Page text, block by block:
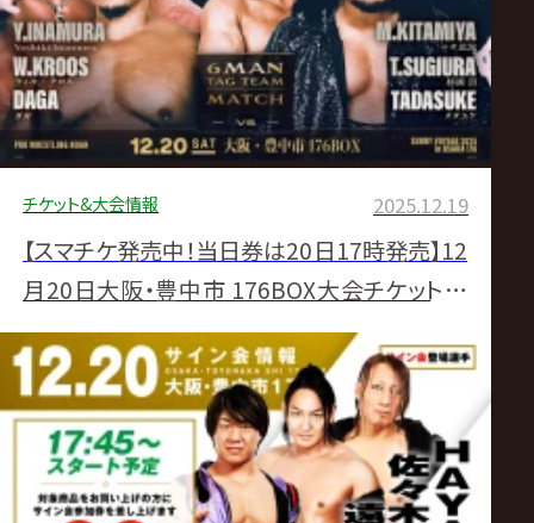
チケット&大会情報 2025.12.19
【スマチケ発売中！当日券は20日17時発売】12
月20日大阪・豊中市 176BOX大会チケット直
前情報【NOAH初開催】